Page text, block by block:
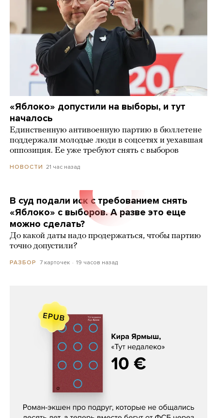
«Яблоко» допустили на выборы, и тут
началось
Единственную антивоенную партию в бюллетене
поддержали молодые люди в соцсетях и уехавшая
оппозиция. Ее уже требуют снять с выборов
НОВОСТИ 21 час назад
В суд подали иск с требованием снять
«Яблоко» с выборов. А разве это еще
можно сделать?
До какой даты надо продержаться, чтобы партию
точно допустили?
РАЗБОР 7 карточек 19 часов назад
Кира Ярмыш, «Тут недалеко»